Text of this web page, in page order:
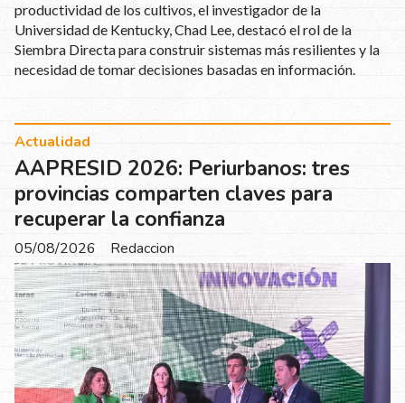
productividad de los cultivos, el investigador de la
Universidad de Kentucky, Chad Lee, destacó el rol de la
Siembra Directa para construir sistemas más resilientes y la
necesidad de tomar decisiones basadas en información.
AAPRESID 2026: Periurbanos: tres
provincias comparten claves para
recuperar la confianza
Redaccion
Actualidad
05/08/2026